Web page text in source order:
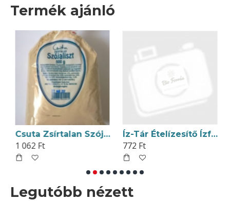
Termék ajánló
Csuta Zsírtalan Szójaliszt 500g
1 062 Ft
Íz-Tár Ételízesítő Ízfokozómentes 250g
772 Ft
Legutóbb nézett